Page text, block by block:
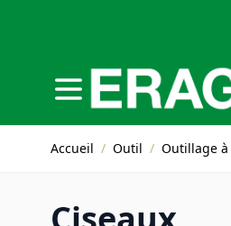
Accueil / Outil / Outillage